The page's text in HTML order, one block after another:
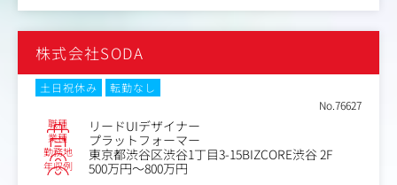
・クライアントの特性や個性を理解した上でのブランディ
ング／リブランディングデザイン
・アートディレクターによるイメージ共有に基づいたデザ
・ワイヤーフレーム、デザインカンプの制作
・メインビジュアル、バナーの作成 など
株式会社SODA
土日祝休み
転勤なし
No.76627
職種 リードUIデザイナー
業種 プラットフォーマー
勤務地 東京都渋谷区渋谷1丁目3-15BIZCORE渋谷 2F
年収例
500万円～800万円